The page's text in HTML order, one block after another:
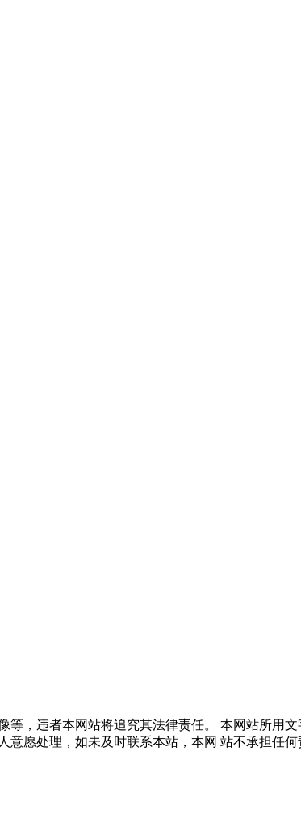
，违者本网站将追究其法律责任。 本网站所用
愿处理，如未及时联系本站，本网 站不承担任何